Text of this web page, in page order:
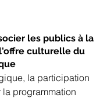
les publics à la
culturelle du
la participation
programmation